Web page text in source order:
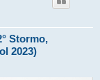
Stormo,
2023)